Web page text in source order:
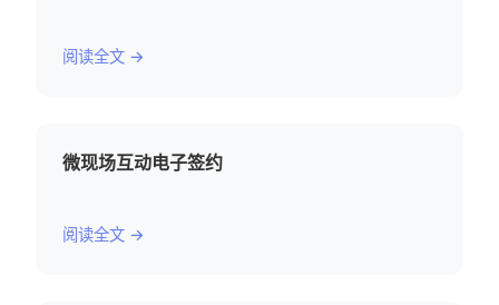
阅读全文 →
微现场互动电子签约
阅读全文 →